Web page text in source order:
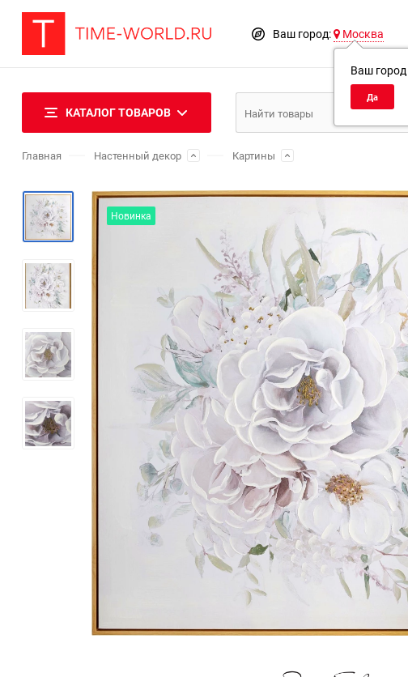
Ваш город: Москва
Ваш город
КАТАЛОГ ТОВАРОВ
Главная Настенный декор Картины
Новинка